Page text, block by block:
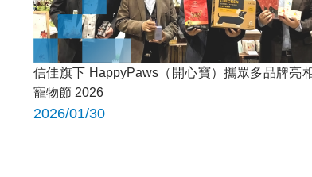
信佳旗下 HappyPaws（開心寶）攜眾多品牌亮
寵物節 2026
2026/01/30